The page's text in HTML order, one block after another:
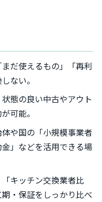
まだ使えるもの」「再利
ない。
状態の良い中古やアウト
可能。
体や国の「小規模事業者
」などを活用できる場
「キッチン交換業者比
・保証をしっかり比べ